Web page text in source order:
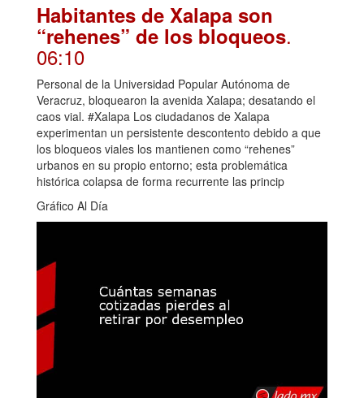
Habitantes de Xalapa son
“rehenes” de los bloqueos.
06:10
Personal de la Universidad Popular Autónoma de
Veracruz, bloquearon la avenida Xalapa; desatando el
caos vial. #Xalapa Los ciudadanos de Xalapa
experimentan un persistente descontento debido a que
los bloqueos viales los mantienen como “rehenes”
urbanos en su propio entorno; esta problemática
histórica colapsa de forma recurrente las princip
Gráfico Al Día